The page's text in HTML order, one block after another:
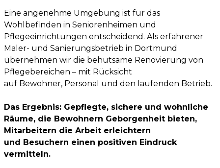
Eine angenehme Umgebung ist für das
Wohlbefinden in Seniorenheimen und
Pflegeeinrichtungen entscheidend. Als erfahrener
Maler- und Sanierungsbetrieb in Dortmund
übernehmen wir die behutsame Renovierung von
Pflegebereichen – mit Rücksicht
auf Bewohner, Personal und den laufenden Betrieb.
Das Ergebnis: Gepflegte, sichere und wohnliche
Räume, die Bewohnern Geborgenheit bieten,
Mitarbeitern die Arbeit erleichtern
und Besuchern einen positiven Eindruck
vermitteln.